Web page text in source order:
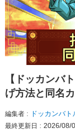
【ドッカンバト
げ方法と同名
編集者 ドッカンバト
最終更新日 2026/08/